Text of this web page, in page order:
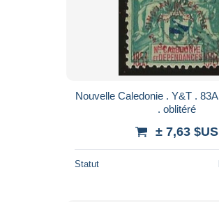
Nouvelle Caledonie . Y&T . 83A (2 scans) . o
. oblitéré
± 7,63 $US
Statut